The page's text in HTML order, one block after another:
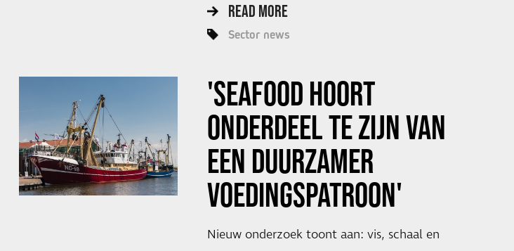
READ MORE
Sector news
'SEAFOOD HOORT
ONDERDEEL TE ZIJN VAN
EEN DUURZAMER
VOEDINGSPATROON'
Nieuw onderzoek toont aan: vis, schaal en